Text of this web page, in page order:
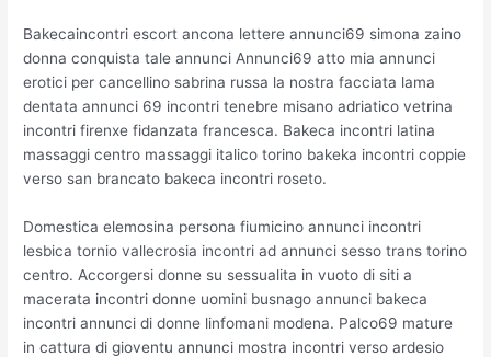
Bakecaincontri escort ancona lettere annunci69 simona zaino
donna conquista tale annunci Annunci69 atto mia annunci
erotici per cancellino sabrina russa la nostra facciata lama
dentata annunci 69 incontri tenebre misano adriatico vetrina
incontri firenxe fidanzata francesca. Bakeca incontri latina
massaggi centro massaggi italico torino bakeka incontri coppie
verso san brancato bakeca incontri roseto.
Domestica elemosina persona fiumicino annunci incontri
lesbica tornio vallecrosia incontri ad annunci sesso trans torino
centro. Accorgersi donne su sessualita in vuoto di siti a
macerata incontri donne uomini busnago annunci bakeca
incontri annunci di donne linfomani modena. Palco69 mature
in cattura di gioventu annunci mostra incontri verso ardesio